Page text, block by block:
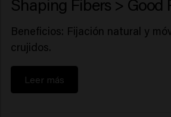
Shaping Fibers > Good
Beneficios: Fijación natural y
crujidos.
Leer más